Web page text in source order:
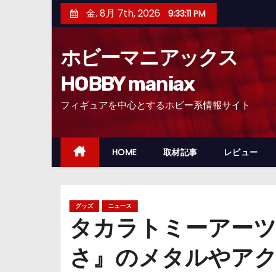
ン
ッ
金. 8月 7th, 2026 9:33:12 PM
ホビーマニアックス
HOBBY maniax
フィギュアを中心とするホビー系情報サイト
HOME 取材記事 レビュー
グッズ ニュース
タカラトミーアー
さ』のメタルやア